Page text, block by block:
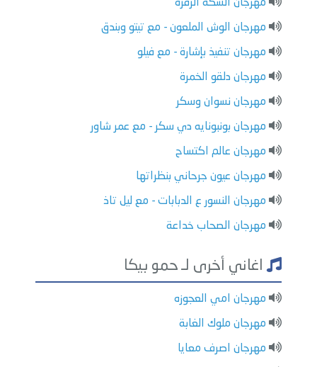
مهرجان السكة الزفرة
مهرجان الوش الملعون - مع تيتو وبندق
مهرجان تنفيذ بإشارة - مع فيلو
مهرجان دلقو الخمرة
مهرجان نسوان وسكر
مهرجان بونبونايه دي سكر - مع عمر شاور
مهرجان عالم اكتساح
مهرجان عيون جرحاني بنظراتها
مهرجان النسور ع الدبابات - مع ليل تاذ
مهرجان الصحاب خداعة
اغاني أخرى لـ حمو بيكا
مهرجان امي العجوزه
مهرجان ملوك الغابة
مهرجان اصرف معايا